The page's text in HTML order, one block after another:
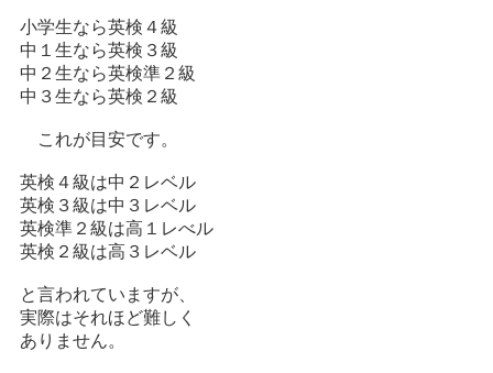
小学生なら英検４級
中１生なら英検３級
中２生なら英検準２級
中３生なら英検２級
これが目安です。
英検４級は中２レベル
英検３級は中３レベル
英検準２級は高１レべル
英検２級は高３レベル
と言われていますが、
実際はそれほど難しく
ありません。